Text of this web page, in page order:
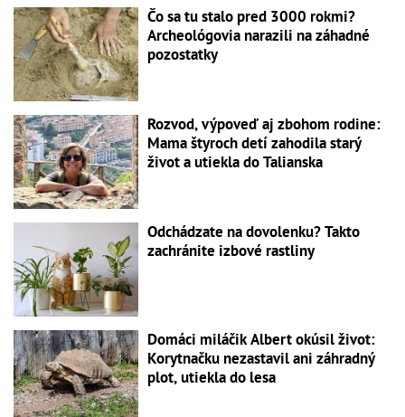
Čo sa tu stalo pred 3000 rokmi?
Archeológovia narazili na záhadné
pozostatky
Rozvod, výpoveď aj zbohom rodine:
Mama štyroch detí zahodila starý
život a utiekla do Talianska
Odchádzate na dovolenku? Takto
zachránite izbové rastliny
Domáci miláčik Albert okúsil život:
Korytnačku nezastavil ani záhradný
plot, utiekla do lesa